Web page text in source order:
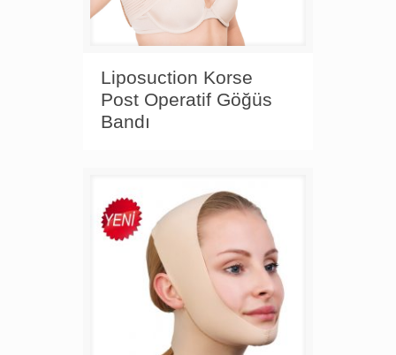
Liposuction Korse
Post Operatif Göğüs
Bandı